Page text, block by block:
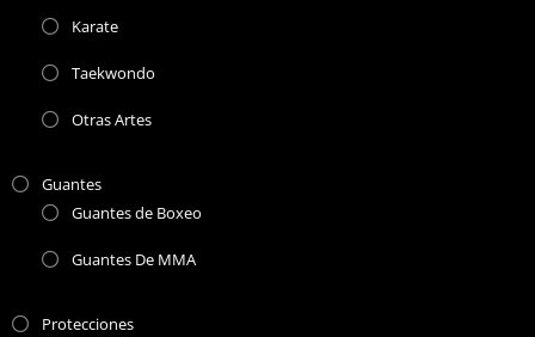
Karate
Taekwondo
Otras Artes
Guantes
Guantes de Boxeo
Guantes De MMA
Protecciones